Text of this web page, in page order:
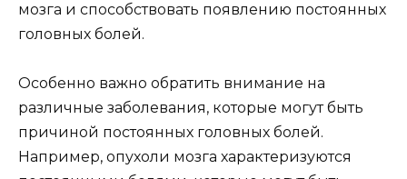
мозга и способствовать появлению постоянных
головных болей.
Особенно важно обратить внимание на
различные заболевания, которые могут быть
причиной постоянных головных болей.
Например, опухоли мозга характеризуются